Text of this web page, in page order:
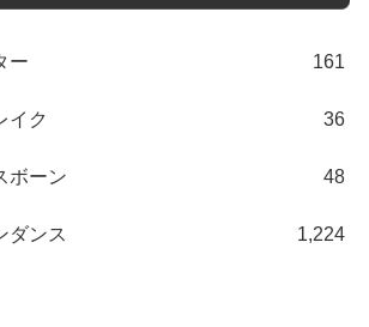
ー 161
イク 36
ボーン 48
ダンス 1,224